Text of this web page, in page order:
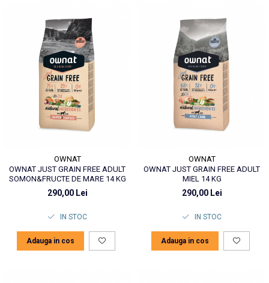
OWNAT
OWNAT JUST GRAIN FREE ADULT
SOMON&FRUCTE DE MARE 14 KG
290,00 Lei
IN STOC
Adauga in cos
OWNAT
OWNAT JUST GRAIN FREE ADULT
MIEL 14 KG
290,00 Lei
IN STOC
Adauga in cos